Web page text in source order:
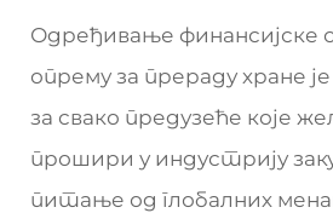
Одређивање финансијске
опрему за прераду хране
за свако предузеће које
прошири у индустрију
питање од глобалних